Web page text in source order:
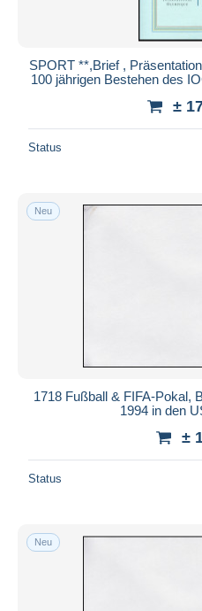
SPORT **,Brief ,
100 jährigen Bestehen des
±
Status
Neu
1718 Fußball & FIFA-Pokal,
1994 in den
±
Status
Neu